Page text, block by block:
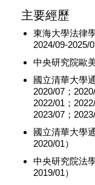
主要經歷
東海大學法律
2024/09-2025/
中央研究院歐
國立清華大學
2020/07；
2022/01；
2023/07；
國立清華大學
2020/01）
中央研究院法
2019/01）